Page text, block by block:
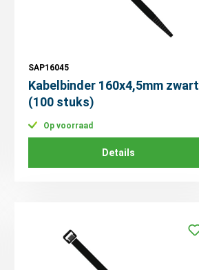
SAP16045
Kabelbinder 160x4,5mm zwart
(100 stuks)
Op voorraad
Details